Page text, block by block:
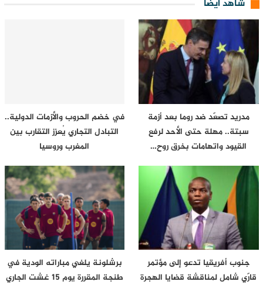
شاهد أيضا
مدريد تصعّد ضد روما بعد أزمة
سبتة.. مهلة حتى الأحد لرفع
القيود واتهامات بخرق روح…
في خضم الحروب والأزمات الدولية..
التبادل التجاري يُعزز التقارب بين
المغرب وروسيا
جنوب أفريقيا تدعو إلى مؤتمر
قارّي شامل لمناقشة قضايا الهجرة
برشلونة يلغي مباراته الودية في
طنجة المقررة يوم 15 غشت الجاري